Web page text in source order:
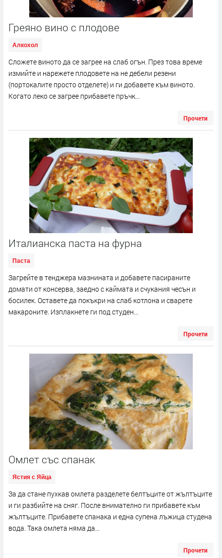
Греяно вино с плодове
Алкохол
Сложете виното да се загрее на слаб огън. През това време
измийте и нарежете плодовете на не дебели резени
(портокалите просто отделете) и ги добавете към виното.
Когато леко се загрее прибавете пръчк...
Прочети
Италианска паста на фурна
Паста
Загрейте в тенджера мазнината и добавете пасираните
домати от консерва, заедно с каймата и счукания чесън и
босилек. Оставете да покъкри на слаб котлона и сварете
макароните. Изплакнете ги под студен...
Прочети
Омлет със спанак
Ястия с Яйца
За да стане пухкав омлета разделете белтъците от жълтъците
и ги разбийте на сняг. После внимателно ги прибавете към
жълтъците. Прибавете спанака и една супена лъжица студена
вода. Така омлета няма да...
Прочети